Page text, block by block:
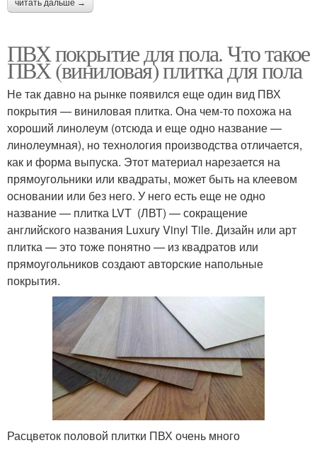
читать дальше →
ПВХ покрытие для пола. Что такое
ПВХ (виниловая) плитка для пола
Не так давно на рынке появился еще один вид ПВХ
покрытия — виниловая плитка. Она чем-то похожа на
хороший линолеум (отсюда и еще одно название —
линолеумная), но технология производства отличается,
как и форма выпуска. Этот материал нарезается на
прямоугольники или квадраты, может быть на клеевом
основании или без него. У него есть еще не одно
название — плитка LVT (ЛВТ) — сокращение
английского названия Luxury Vinyl Tile. Дизайн или арт
плитка — это тоже понятно — из квадратов или
прямоугольников создают авторские напольные
покрытия.
Расцветок половой плитки ПВХ очень много